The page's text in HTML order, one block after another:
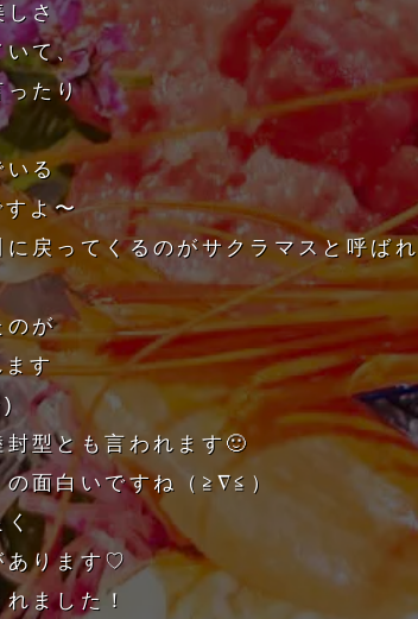
しさ
いて、
ったり
いる
すよ〜
戻ってくるのがサクラマスと呼ばれ
のが
す
)
型とも言われます🙂
面白いですね（≧∇≦）
く
あります♡
ました！